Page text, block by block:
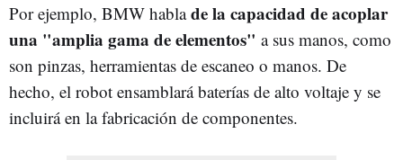
Por ejemplo, BMW hablade la capacidad de acoplar
una "amplia gama de elementos" a sus manos, como
son pinzas, herramientas de escaneo o manos. De
hecho, el robot ensamblará baterías de alto voltaje y se
incluirá en la fabricación de componentes.